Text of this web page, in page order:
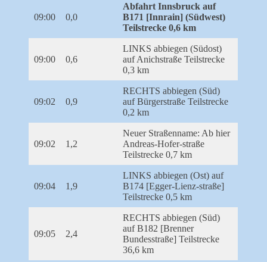
09:00 0,0
Abfahrt Innsbruck auf
B171 [Innrain] (Südwest)
Teilstrecke 0,6 km
09:00 0,6
LINKS abbiegen (Südost)
auf Anichstraße Teilstrecke
0,3 km
09:02 0,9
RECHTS abbiegen (Süd)
auf Bürgerstraße Teilstrecke
0,2 km
09:02 1,2
Neuer Straßenname: Ab hier
Andreas-Hofer-straße
Teilstrecke 0,7 km
09:04 1,9
LINKS abbiegen (Ost) auf
B174 [Egger-Lienz-straße]
Teilstrecke 0,5 km
09:05 2,4
RECHTS abbiegen (Süd)
auf B182 [Brenner
Bundesstraße] Teilstrecke
36,6 km